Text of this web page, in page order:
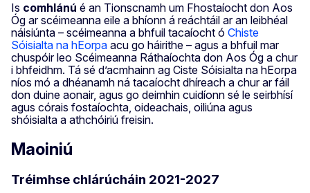
Is comhlánú é an Tionscnamh um Fhostaíocht don Aos
Óg ar scéimeanna eile a bhíonn á reáchtáil ar an leibhéal
náisiúnta – scéimeanna a bhfuil tacaíocht ó Chiste
Sóisialta na hEorpa acu go háirithe – agus a bhfuil mar
chuspóir leo Scéimeanna Ráthaíochta don Aos Óg a chur
i bhfeidhm. Tá sé d’acmhainn ag Ciste Sóisialta na hEorpa
níos mó a dhéanamh ná tacaíocht dhíreach a chur ar fáil
don duine aonair, agus go deimhin cuidíonn sé le seirbhísí
agus córais fostaíochta, oideachais, oiliúna agus
shóisialta a athchóiriú freisin.
Maoiniú
Tréimhse chlárúcháin 2021-2027